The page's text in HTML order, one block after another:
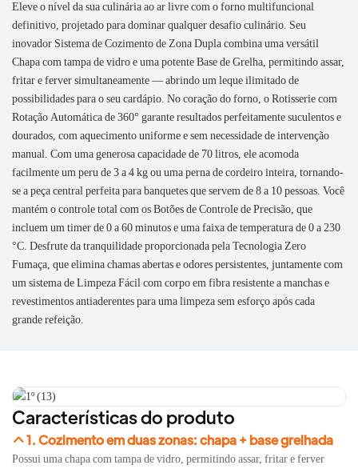
Eleve o nível da sua culinária ao ar livre com o forno multifuncional
definitivo, projetado para dominar qualquer desafio culinário. Seu
inovador Sistema de Cozimento de Zona Dupla combina uma versátil
Chapa com tampa de vidro e uma potente Base de Grelha, permitindo assar,
fritar e ferver simultaneamente — abrindo um leque ilimitado de
possibilidades para o seu cardápio. No coração do forno, o Rotisserie com
Rotação Automática de 360° garante resultados perfeitamente suculentos e
dourados, com aquecimento uniforme e sem necessidade de intervenção
manual. Com uma generosa capacidade de 70 litros, ele acomoda
facilmente um peru de 3 a 4 kg ou uma perna de cordeiro inteira, tornando-
se a peça central perfeita para banquetes que servem de 8 a 10 pessoas. Você
mantém o controle total com os Botões de Controle de Precisão, que
incluem um timer de 0 a 60 minutos e uma faixa de temperatura de 0 a 230
°C. Desfrute da tranquilidade proporcionada pela Tecnologia Zero
Fumaça, que elimina chamas abertas e odores persistentes, juntamente com
um sistema de Limpeza Fácil com corpo em fibra resistente a manchas e
revestimentos antiaderentes para uma limpeza sem esforço após cada
grande refeição.
Características do produto
1. Cozimento em duas zonas: chapa + base grelhada
Possui uma chapa com tampa de vidro, permitindo assar, fritar e ferver